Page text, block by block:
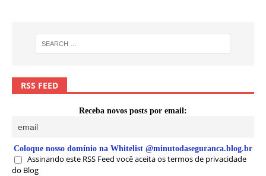
RSS FEED
Receba novos posts por email:
Coloque nosso domínio na Whitelist @minutodaseguranca.blog.br
Assinando este RSS Feed você aceita os termos de privacidade
do Blog